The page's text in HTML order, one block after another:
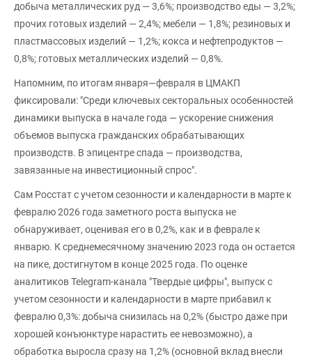
добыча металлических руд — 3,6%; производство еды — 3,2%;
прочих готовых изделий — 2,4%; мебели — 1,8%; резиновых и
пластмассовых изделий — 1,2%; кокса и нефтепродуктов —
0,8%; готовых металлических изделий — 0,8%.
Напомним, по итогам января—февраля в ЦМАКП
фиксировали: "Среди ключевых секторальных особенностей
динамики выпуска в начале года — ускорение снижения
объемов выпуска гражданских обрабатывающих
производств. В эпицентре спада — производства,
завязанные на инвестиционный спрос".
Сам Росстат с учетом сезонности и календарности в марте к
февралю 2026 года заметного роста выпуска не
обнаруживает, оценивая его в 0,2%, как и в феврале к
январю. К среднемесячному значению 2023 года он остается
на пике, достигнутом в конце 2025 года. По оценке
аналитиков Telegram-канала "Твердые цифры", выпуск с
учетом сезонности и календарности в марте прибавил к
февралю 0,3%: добыча снизилась на 0,2% (быстро даже при
хорошей конъюнктуре нарастить ее невозможно), а
обработка выросла сразу на 1,2% (основной вклад внесли